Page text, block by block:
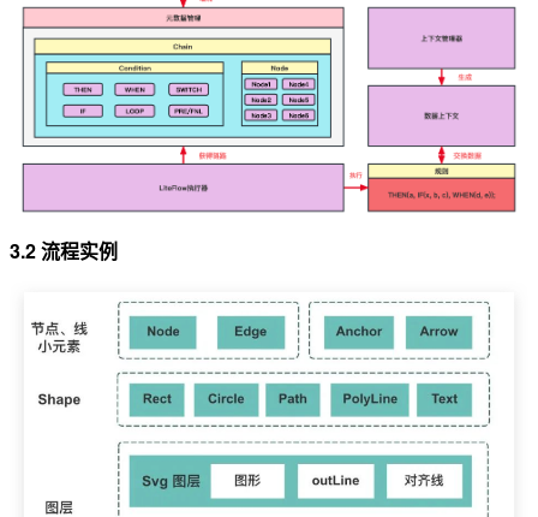
3.2 流程实例